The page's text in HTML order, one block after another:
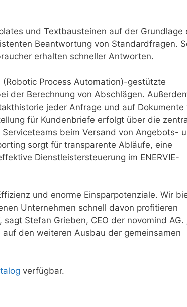
und Textbausteinen auf der Grundlage
Beantwortung von Standardfragen.
erhalten schneller Antworten.
Process Automation)-gestützte
der Berechnung von Abschlägen.
jeder Anfrage und auf Dokumente
für Kundenbriefe erfolgt über die
beim Versand von Angebots-
sorgt für transparente Abläufe, eine
Dienstleistersteuerung im ENERVIE-
und enorme Einsparpotenziale. Wir
Unternehmen schnell davon profitieren
Stefan Grieben, CEO der novomind AG.
den weiteren Ausbau der gemeinsamen
verfügbar.